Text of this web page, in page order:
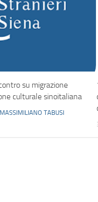
su migrazione
culturale sinoitaliana
MASSIMILIANO TABUSI